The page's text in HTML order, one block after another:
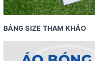
BẢNG SIZE THAM KHẢO